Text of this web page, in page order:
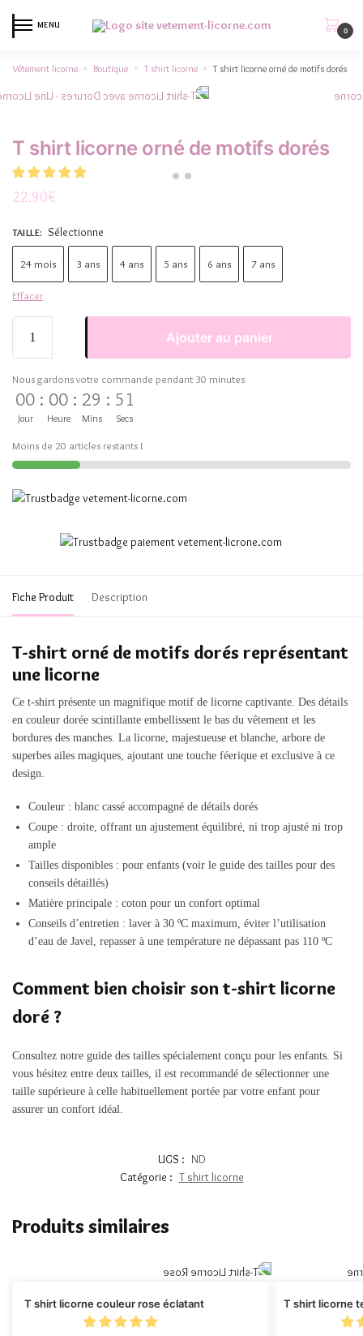
MENU
0
Vêtement licorne » Boutique » T shirt licorne » T shirt licorne orné de motifs dorés
T shirt licorne orné de motifs dorés
22.90€
TAILLE: Sélectionne
24 mois 3 ans 4 ans 5 ans 6 ans 7 ans
Effacer
Ajouter au panier
Nous gardons votre commande pendant 30 minutes
00
Jour
: 00
Heure
: 29
Mins
: 51
Secs
Moins de 20 articles restants !
Fiche Produit Description
T-shirt orné de motifs dorés représentant
une licorne
Ce t-shirt présente un magnifique motif de licorne captivante. Des détails
en couleur dorée scintillante embellissent le bas du vêtement et les
bordures des manches. La licorne, majestueuse et blanche, arbore de
superbes ailes magiques, ajoutant une touche féerique et exclusive à ce
design.
Couleur : blanc cassé accompagné de détails dorés
Coupe : droite, offrant un ajustement équilibré, ni trop ajusté ni trop
ample
Tailles disponibles : pour enfants (voir le guide des tailles pour des
conseils détaillés)
Matière principale : coton pour un confort optimal
Conseils d’entretien : laver à 30 ºC maximum, éviter l’utilisation
d’eau de Javel, repasser à une température ne dépassant pas 110 ºC
Comment bien choisir son t-shirt licorne
doré ?
Consultez notre guide des tailles spécialement conçu pour les enfants. Si
vous hésitez entre deux tailles, il est recommandé de sélectionner une
taille supérieure à celle habituellement portée par votre enfant pour
assurer un confort idéal.
UGS : ND
Catégorie : T shirt licorne
Produits similaires
T shirt licorne couleur rose éclatant T shirt licorne